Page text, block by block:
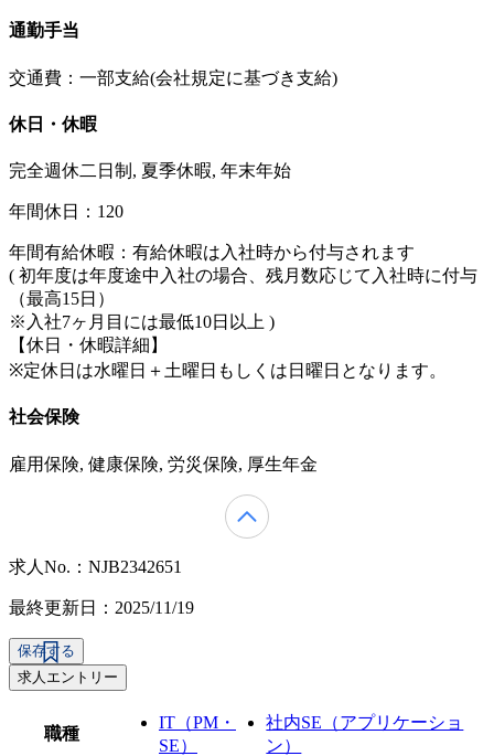
通勤手当
交通費：一部支給(会社規定に基づき支給)
休日・休暇
完全週休二日制, 夏季休暇, 年末年始
年間休日：120
年間有給休暇：有給休暇は入社時から付与されます
( 初年度は年度途中入社の場合、残月数応じて入社時に付与
（最高15日）
※入社7ヶ月目には最低10日以上 )
【休日・休暇詳細】
※定休日は水曜日＋土曜日もしくは日曜日となります。
社会保険
雇用保険, 健康保険, 労災保険, 厚生年金
求人No.：NJB2342651
最終更新日：2025/11/19
保存する
求人エントリー
職種
IT（PM・
SE）
社内SE（アプリケーショ
ン）